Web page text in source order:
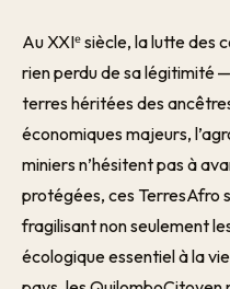
Au XXIᵉ siècle, la lutte des
rien perdu de sa légitimité
terres héritées des
économiques majeurs,
miniers n’hésitent pas à
protégées, ces TerresAfro
fragilisant non seulement
écologique essentiel à la